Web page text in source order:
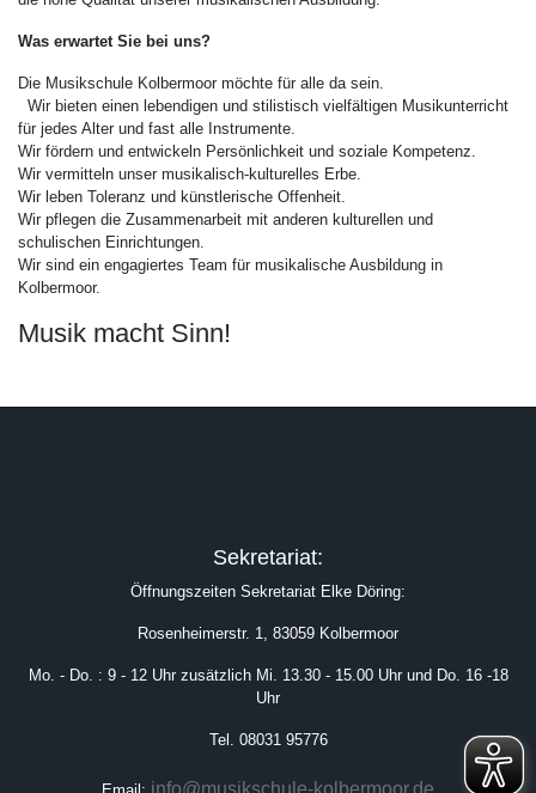
Was erwartet Sie bei uns?
Die Musikschule Kolbermoor möchte für alle da sein.
Wir bieten einen lebendigen und stilistisch vielfältigen Musikunterricht
für jedes Alter und fast alle Instrumente.
Wir fördern und entwickeln Persönlichkeit und soziale Kompetenz.
Wir vermitteln unser musikalisch-­kulturelles Erbe.
Wir leben Toleranz und künstlerische Offenheit.
Wir pflegen die Zusammenarbeit mit anderen kulturellen und
schulischen Einrichtungen.
Wir sind ein engagiertes Team für musikalische Ausbildung in
Kolbermoor.
Musik macht Sinn!
Sekretariat:
Öffnungszeiten Sekretariat Elke Döring:
Rosenheimerstr. 1, 83059 Kolbermoor
Mo. - Do. : 9 - 12 Uhr zusätzlich Mi. 13.30 - 15.00 Uhr und Do. 16 -18
Uhr
Tel. 08031 95776
info@musikschule-kolbermoor.de